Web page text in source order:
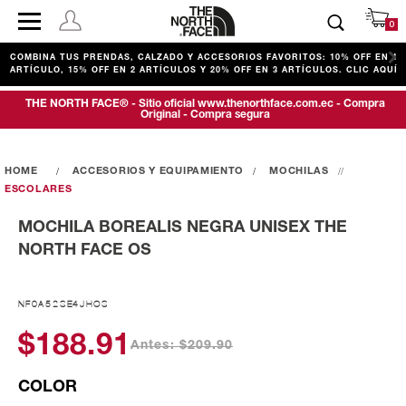
0
COMBINA TUS PRENDAS, CALZADO Y ACCESORIOS FAVORITOS: 10% OFF EN 1
ARTÍCULO, 15% OFF EN 2 ARTÍCULOS Y 20% OFF EN 3 ARTÍCULOS. CLIC AQUÍ
THE NORTH FACE® - Sitio oficial www.thenorthface.com.ec - Compra
Original - Compra segura
ACCESORIOS Y EQUIPAMIENTO
MOCHILAS
ESCOLARES
MOCHILA BOREALIS NEGRA UNISEX THE
NORTH FACE OS
NF0A52SE4JHOS
$188.91 Antes: $209.90